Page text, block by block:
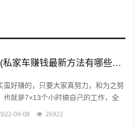
私家车赚钱最新方法(私家车赚钱最新方法有哪些?推荐这5种赚钱方法)
蛮好赚的，只要大家真努力，和为之努
也就是7×13个小时搞自己的工作，全
的拼命，那么我们自然就可以赚到钱
09-08 26922